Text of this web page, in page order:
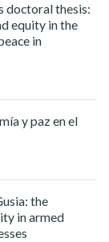
doctoral thesis:
equity in the
in
y paz en el
the
in armed